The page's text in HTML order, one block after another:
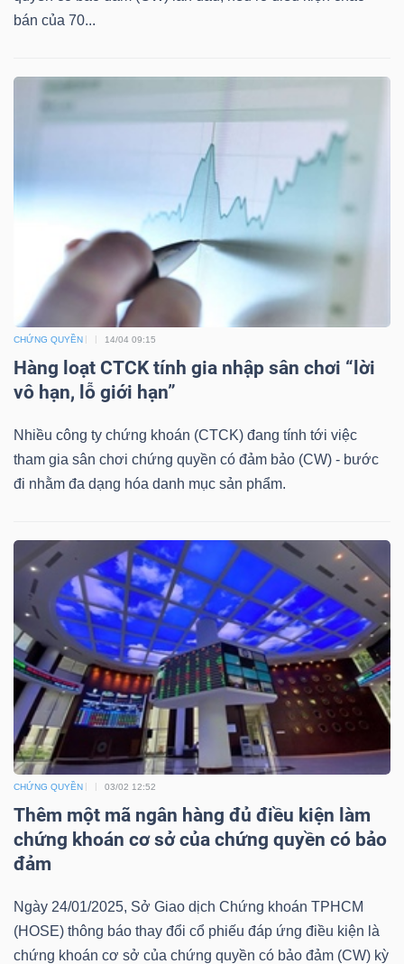
bán của 70...
CHỨNG QUYỀN 14/04 09:15
Hàng loạt CTCK tính gia nhập sân chơi “lời
vô hạn, lỗ giới hạn”
Nhiều công ty chứng khoán (CTCK) đang tính tới việc
tham gia sân chơi chứng quyền có đảm bảo (CW) - bước
đi nhằm đa dạng hóa danh mục sản phẩm.
CHỨNG QUYỀN 03/02 12:52
Thêm một mã ngân hàng đủ điều kiện làm
chứng khoán cơ sở của chứng quyền có bảo
đảm
Ngày 24/01/2025, Sở Giao dịch Chứng khoán TPHCM
(HOSE) thông báo thay đổi cổ phiếu đáp ứng điều kiện là
chứng khoán cơ sở của chứng quyền có bảo đảm (CW) kỳ
NGHỆ
THÔNG
TIN
VỤ
TRUYỀN
THÔNG
TIỆN
ÍCH
BẤT
ĐỘNG
SẢN
Mã
chứng
(-)
Tất cả Cổ phiếu Chỉ số Chứng chỉ quỹ